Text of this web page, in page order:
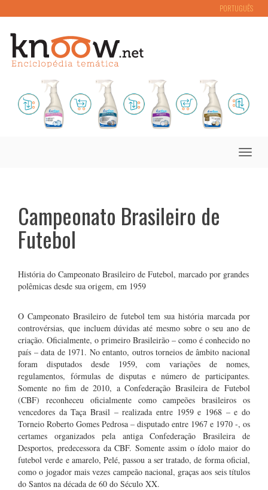
PORTUGUÊS
Toggle
Campeonato Brasileiro de
Futebol
História do Campeonato Brasileiro de Futebol, marcado por grandes
polêmicas desde sua origem, em 1959
O Campeonato Brasileiro de futebol tem sua história marcada por
controvérsias, que incluem dúvidas até mesmo sobre o seu ano de
criação. Oficialmente, o primeiro Brasileirão – como é conhecido no
país – data de 1971. No entanto, outros torneios de âmbito nacional
foram disputados desde 1959, com variações de nomes,
regulamentos, fórmulas de disputas e número de participantes.
Somente no fim de 2010, a Confederação Brasileira de Futebol
(CBF) reconheceu oficialmente como campeões brasileiros os
vencedores da Taça Brasil – realizada entre 1959 e 1968 – e do
Torneio Roberto Gomes Pedrosa – disputado entre 1967 e 1970 -, os
certames organizados pela antiga Confederação Brasileira de
Desportos, predecessora da CBF. Somente assim o ídolo maior do
futebol verde e amarelo, Pelé, passou a ser tratado, de forma oficial,
como o jogador mais vezes campeão nacional, graças aos seis títulos
do Santos na década de 60 do Século XX.